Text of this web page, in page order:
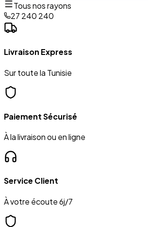
Tous nos rayons
27 240 240
Livraison Express
Sur toute la Tunisie
Paiement Sécurisé
À la livraison ou en ligne
Service Client
À votre écoute 6j/7